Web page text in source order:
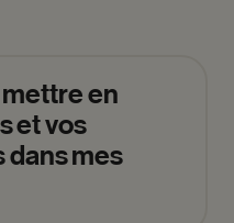
mettreen
etvos
dansmes